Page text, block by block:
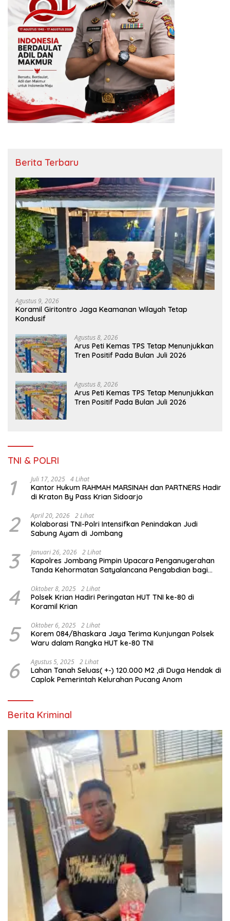
Berita Terbaru
Agustus 9, 2026
Koramil Giritontro Jaga Keamanan Wilayah Tetap
Kondusif
Agustus 8, 2026
Arus Peti Kemas TPS Tetap Menunjukkan
Tren Positif Pada Bulan Juli 2026
Agustus 8, 2026
Arus Peti Kemas TPS Tetap Menunjukkan
Tren Positif Pada Bulan Juli 2026
TNI & POLRI
1 Juli 17, 2025 4 Lihat
Kantor Hukum RAHMAH MARSINAH dan PARTNERS Hadir
di Kraton By Pass Krian Sidoarjo
2 April 20, 2026 2 Lihat
Kolaborasi TNI-Polri Intensifkan Penindakan Judi
Sabung Ayam di Jombang
3 Januari 26, 2026 2 Lihat
Kapolres Jombang Pimpin Upacara Penganugerahan
Tanda Kehormatan Satyalancana Pengabdian bagi
4 Oktober 8, 2025 2 Lihat
Polsek Krian Hadiri Peringatan HUT TNI ke-80 di
Koramil Krian
5 Oktober 6, 2025 2 Lihat
Korem 084/Bhaskara Jaya Terima Kunjungan Polsek
6 Agustus 5, 2025 2 Lihat
Lahan Tanah Seluas( +-) 120.000 M2 ,di Duga Hendak di
Caplok Pemerintah Kelurahan Pucang Anom
Berita Kriminal